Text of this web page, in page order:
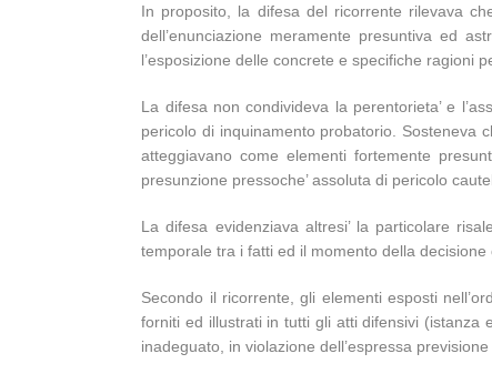
In proposito, la difesa del ricorrente rilevava
dell’enunciazione meramente presuntiva ed
l’esposizione delle concrete e specifiche ragioni
La difesa non condivideva la perentorieta’ e
pericolo di inquinamento probatorio. Sosteneva
atteggiavano come elementi fortemente
presunzione pressoche’ assoluta di pericolo
La difesa evidenziava altresi’ la particolare
temporale tra i fatti ed il momento della
Secondo il ricorrente, gli elementi esposti
forniti ed illustrati in tutti gli atti difensivi
inadeguato, in violazione dell’espressa